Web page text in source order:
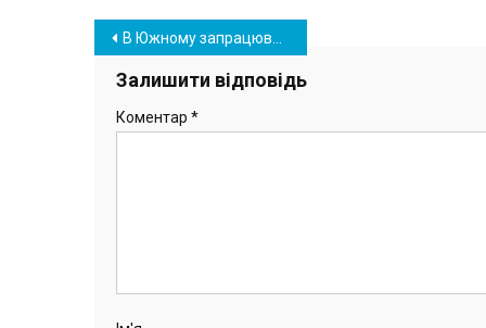
Навігація
записів
В Южному запрацювали «Пункти незламності»: мер міста оглянув умови в них
Залишити відповідь
Коментар *